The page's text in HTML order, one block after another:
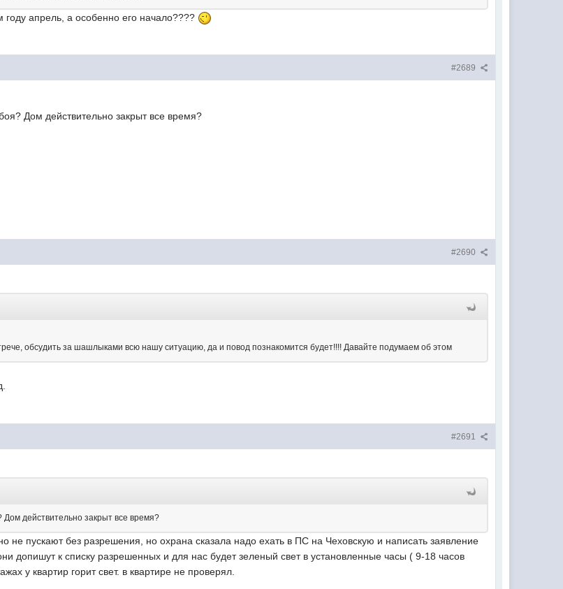
году апрель, а особенно его начало????
#2689
Дом действительно закрыт все время?
#2690
обсудить за шашлыками всю нашу ситуацию, да и повод познакомится будет!!!! Давайте подумаем об этом
#2691
действительно закрыт все время?
не пускают без разрешения, но охрана сказала надо ехать в ПС на Чеховскую и написать заявление
допишут к списку разрешенных и для нас будет зеленый свет в установленные часы ( 9-18 часов
у квартир горит свет. в квартире не проверял.